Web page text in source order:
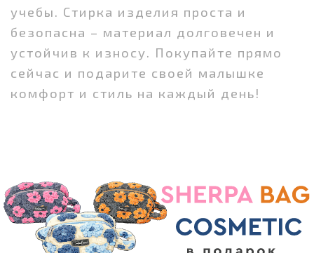
учебы. Стирка изделия проста и
безопасна – материал долговечен и
устойчив к износу. Покупайте прямо
сейчас и подарите своей малышке
комфорт и стиль на каждый день!